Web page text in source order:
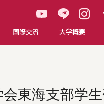
国際交流 大学概要
東海支部学